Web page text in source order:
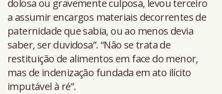
dolosa ou gravemente culposa, levou terceiro
a assumir encargos materiais decorrentes de
paternidade que sabia, ou ao menos devia
saber, ser duvidosa”. “Não se trata de
restituição de alimentos em face do menor,
mas de indenização fundada em ato ilícito
imputável à ré”.